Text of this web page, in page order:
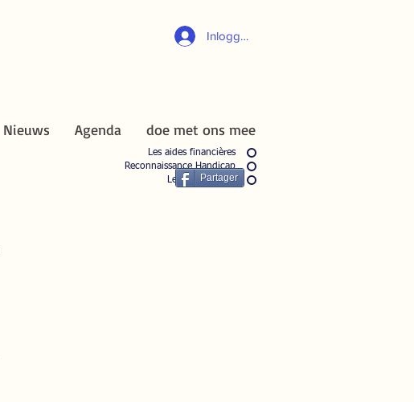
Inloggen
Haut de page
l'E.M. en Belgique
Les aides financières
Reconnaissance Handicap
Les associations
Nieuws Agenda doe met ons mee
Partager
Nieuws Agenda doe met ons mee